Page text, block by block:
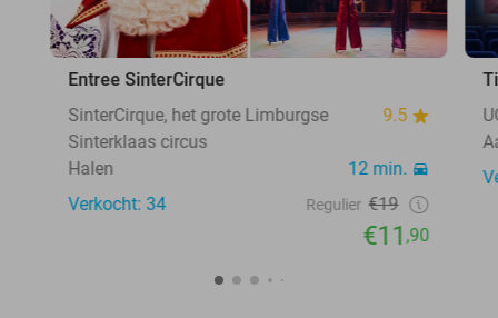
Entree SinterCirque
SinterCirque, het grote Limburgse
Sinterklaas circus
9.5
Halen
12 min.
Verkocht: 34
Regulier €19
€11,90